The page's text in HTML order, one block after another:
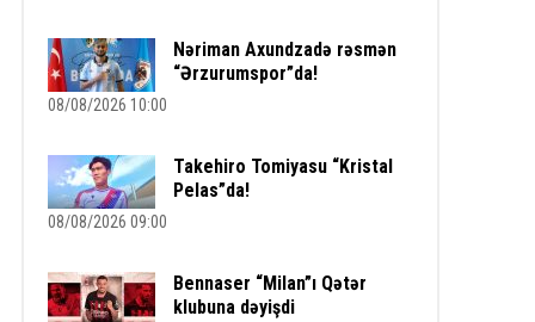
Nəriman Axundzadə rəsmən
“Ərzurumspor”da!
08/08/2026 10:00
Takehiro Tomiyasu “Kristal
Pelas”da!
08/08/2026 09:00
Bennaser “Milan”ı Qətər
klubuna dəyişdi